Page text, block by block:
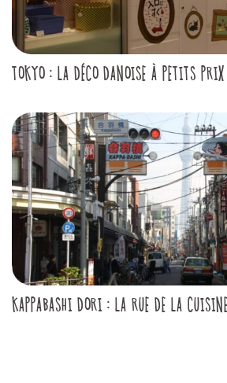
TOKYO : LA DÉCO DANOISE À PETITS PRIX
KAPPABASHI DORI : LA RUE DE LA